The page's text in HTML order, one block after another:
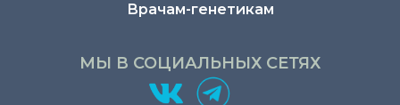
Врачам-генетикам
МЫ В СОЦИАЛЬНЫХ СЕТЯХ